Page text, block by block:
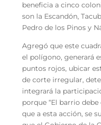
beneficia a cinco
son la Escandón,
Pedro de los Pinos y
Agregó que este
el polígono, generará
puntos rojos, ubicar
de corte irregular,
integrará la
porque “El barrio
que a esta acción, se